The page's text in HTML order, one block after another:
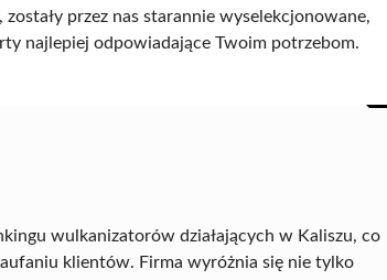
przez nas starannie wyselekcjonowane,
najlepiej odpowiadające Twoim potrzebom.
wulkanizatorów działających w Kaliszu, co
klientów. Firma wyróżnia się nie tylko